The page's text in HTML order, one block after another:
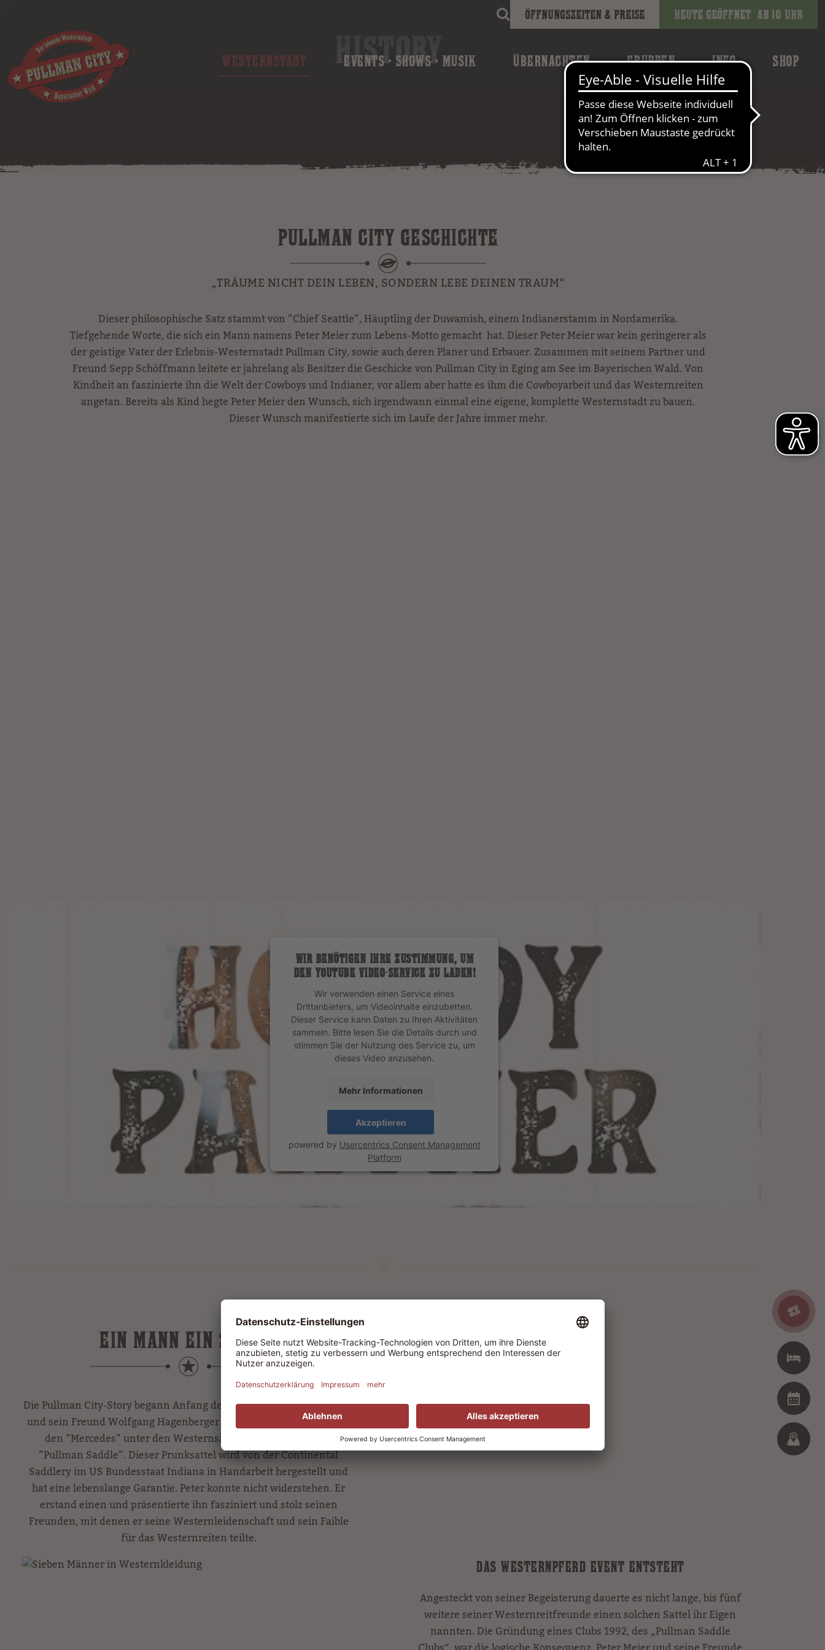
WESTERNSTADT EVENTS · SHOWS · MUSIK ÜBERNACHTEN GRUPPEN INFO SHOP
Öffnungszeiten & Preise Heute geöffnet ab 10 Uhr
HISTORY
PULLMAN CITY GESCHICHTE
„TRÄUME NICHT DEIN LEBEN, SONDERN LEBE DEINEN TRAUM“
Dieser philosophische Satz stammt von ”Chief Seattle”, Häuptling der Duwamish, einem Indianerstamm in Nordamerika.
Tiefgehende Worte, die sich ein Mann namens Peter Meier zum Lebens-Motto gemacht hat. Dieser Peter Meier war kein geringerer als
der geistige Vater der Erlebnis-Westernstadt Pullman City, sowie auch deren Planer und Erbauer. Zusammen mit seinem Partner und
Freund Sepp Schöffmann leitete er jahrelang als Besitzer die Geschicke von Pullman City in Eging am See im Bayerischen Wald. Von
Kindheit an faszinierte ihn die Welt der Cowboys und Indianer, vor allem aber hatte es ihm die Cowboyarbeit und das Westernreiten
angetan. Bereits als Kind hegte Peter Meier den Wunsch, sich irgendwann einmal eine eigene, komplette Westernstadt zu bauen.
Dieser Wunsch manifestierte sich im Laufe der Jahre immer mehr.
WIR BENÖTIGEN IHRE ZUSTIMMUNG, UM
DEN YOUTUBE VIDEO-SERVICE ZU LADEN!
Wir verwenden einen Service eines
Drittanbieters, um Videoinhalte einzubetten.
Dieser Service kann Daten zu Ihren Aktivitäten
sammeln. Bitte lesen Sie die Details durch und
stimmen Sie der Nutzung des Service zu, um
dieses Video anzusehen.
Mehr Informationen
Akzeptieren
powered by Usercentrics Consent Management
Platform
EIN MANN EIN SATTEL
Die Pullman City-Story begann Anfang der 90er Jahre, als Peter Meier
und sein Freund Wolfgang Hagenberger in einem Reitsportgeschäft
den ”Mercedes” unter den Westernsätteln entdeckten – den
”Pullman Saddle”. Dieser Prunksattel wird von der Continental
Saddlery im US Bundesstaat Indiana in Handarbeit hergestellt und
hat eine lebenslange Garantie. Peter konnte nicht widerstehen. Er
erstand einen und präsentierte ihn fasziniert und stolz seinen
Freunden, mit denen er seine Westernleidenschaft und sein Faible
für das Westernreiten teilte.
DAS WESTERNPFERD EVENT ENTSTEHT
Angesteckt von seiner Begeisterung dauerte es nicht lange, bis fünf
weitere seiner Westernreitfreunde einen solchen Sattel ihr Eigen
nannten. Die Gründung eines Clubs 1992, des „Pullman Saddle